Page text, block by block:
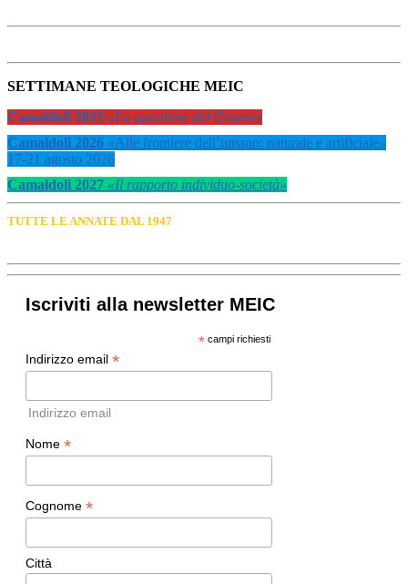
SETTIMANE TEOLOGICHE MEIC
Camaldoli 2025 «La questione del Genere»
Camaldoli 2026 «Alle frontiere dell’umano: naturale e artificiale»
17-21 agosto 2026
Camaldoli 2027 «Il rapporto individuo-società»
TUTTE LE ANNATE DAL 1947
Iscriviti alla newsletter MEIC
*campi richiesti
Indirizzo email *
Indirizzo email
Nome *
Cognome *
Città